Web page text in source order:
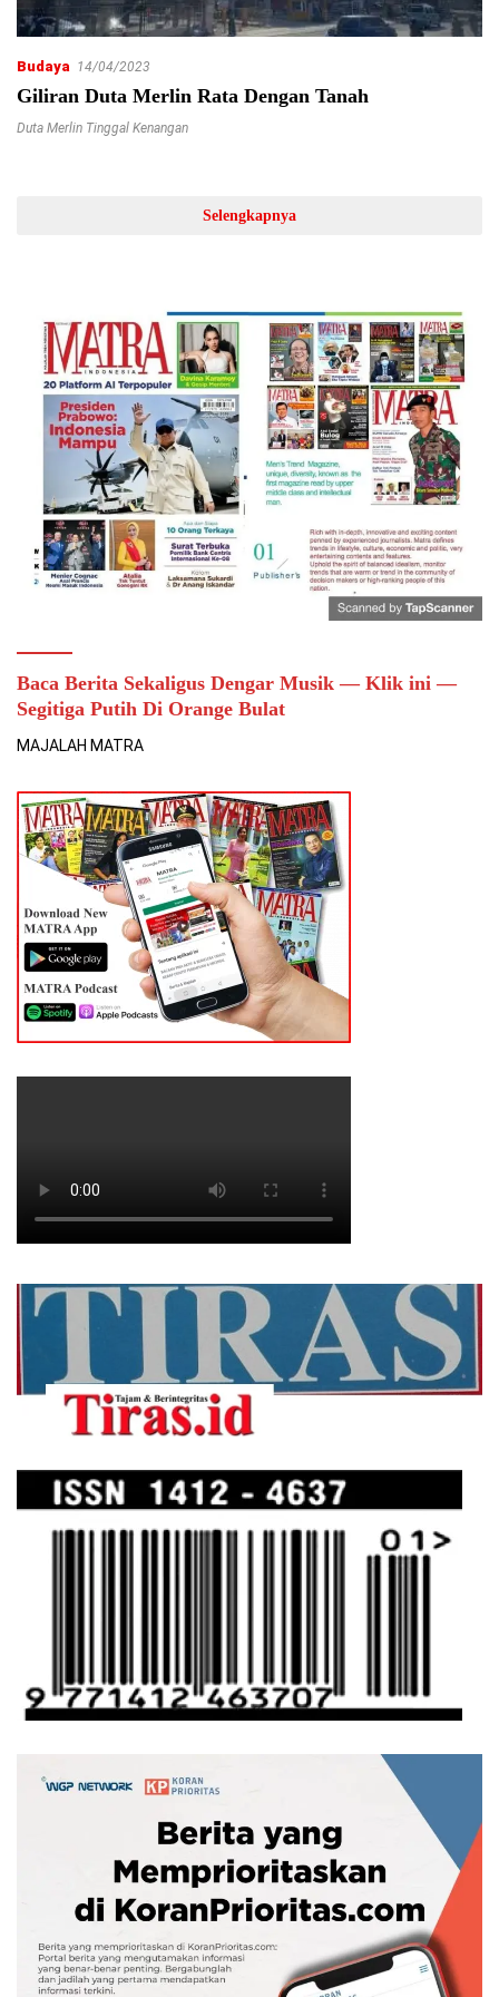
Budaya 14/04/2023
Giliran Duta Merlin Rata Dengan Tanah
Duta Merlin Tinggal Kenangan
Selengkapnya
Baca Berita Sekaligus Dengar Musik — Klik ini —
Segitiga Putih Di Orange Bulat
MAJALAH MATRA